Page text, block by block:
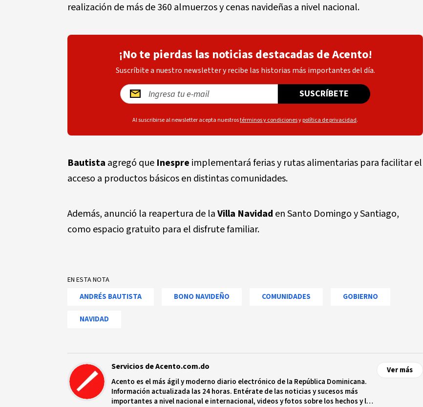
realización de más de 360 almuerzos y cenas navideñas a nivel nacional.
¡No te pierdas las noticias destacadas de Acento!
Suscríbite a nuestro newsletter y recibe las historias más importantes del día.
SUSCRÍBETE
Al suscribirse al newsletter acepta nuestrostérminos y condicionesypolítica de privacidad.
Bautista agregó que Inespre implementará ferias y rutas alimentarias para facilitar el
acceso a productos básicos en distintas comunidades.
Además, anunció la reapertura de laVilla Navidad en Santo Domingo y Santiago,
como espacio gratuito para el disfrute familiar.
EN ESTA NOTA
ANDRÉS BAUTISTA BONO NAVIDEÑO COMUNIDADES GOBIERNO
NAVIDAD
Servicios de Acento.com.do
Acento es el más ágil y moderno diario electrónico de la República Dominicana.
Información actualizada las 24 horas. Entérate de las noticias y sucesos más
importantes a nivel nacional e internacional, videos y fotos sobre los hechos y los
Ver más